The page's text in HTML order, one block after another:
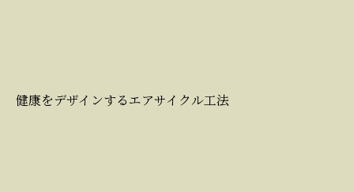
健康をデザインするエアサイクル工法